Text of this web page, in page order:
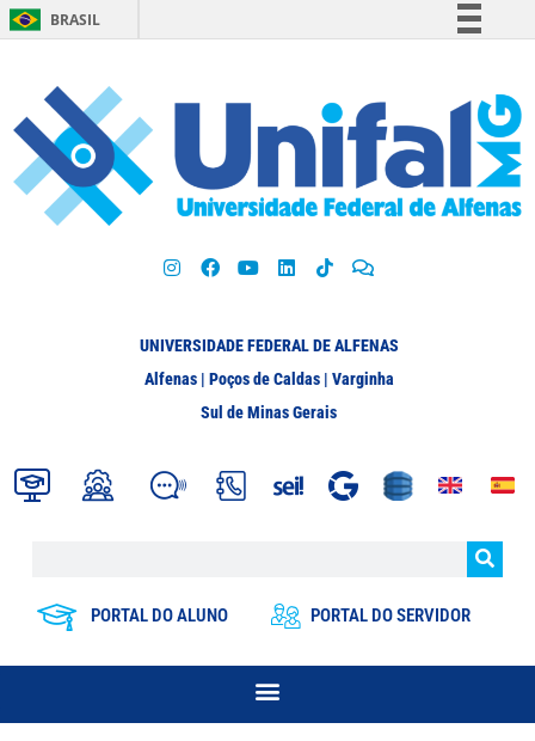
BRASIL
Participe
Acesso à informação
Legislação
UNIVERSIDADE FEDERAL DE ALFENAS
Alfenas | Poços de Caldas | Varginha
Sul de Minas Gerais
PORTAL DO ALUNO PORTAL DO SERVIDOR